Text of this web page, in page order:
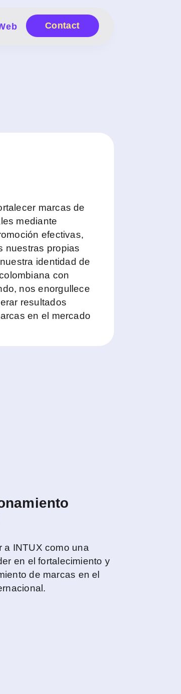
Contact
marcas de
mediante
efectivas,
nuestras propias
identidad de
con
nos enorgullece
resultados
en el mercado
a INTUX como una
en el fortalecimiento y
de marcas en el